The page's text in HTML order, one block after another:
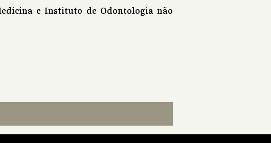
e Instituto de Odontologia não